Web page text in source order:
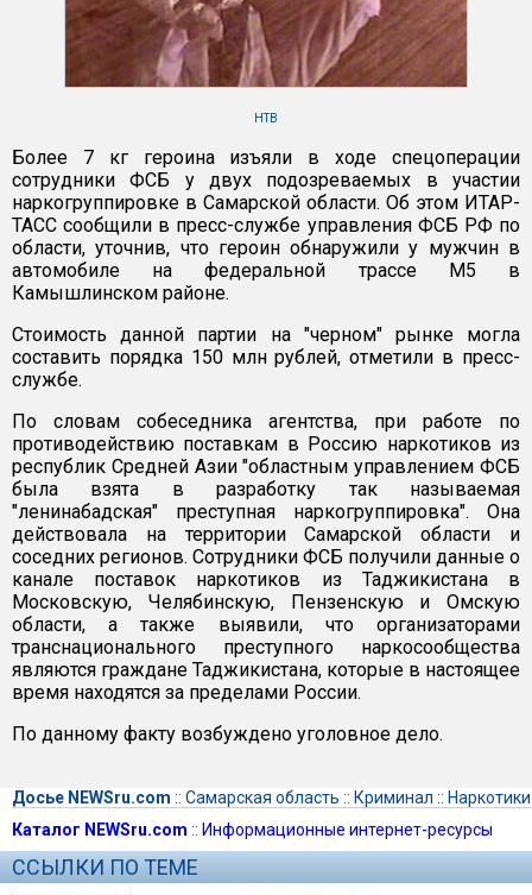
НТВ
Более 7 кг героина изъяли в ходе спецоперации
сотрудники ФСБ у двух подозреваемых в участии
наркогруппировке в Самарской области. Об этом ИТАР-
ТАСС сообщили в пресс-службе управления ФСБ РФ по
области, уточнив, что героин обнаружили у мужчин в
автомобиле на федеральной трассе М5 в
Камышлинском районе.
Стоимость данной партии на "черном" рынке могла
составить порядка 150 млн рублей, отметили в пресс-
службе.
По словам собеседника агентства, при работе по
противодействию поставкам в Россию наркотиков из
республик Средней Азии "областным управлением ФСБ
была взята в разработку так называемая
"ленинабадская" преступная наркогруппировка". Она
действовала на территории Самарской области и
соседних регионов. Сотрудники ФСБ получили данные о
канале поставок наркотиков из Таджикистана в
Московскую, Челябинскую, Пензенскую и Омскую
области, а также выявили, что организаторами
транснационального преступного наркосообщества
являются граждане Таджикистана, которые в настоящее
время находятся за пределами России.
По данному факту возбуждено уголовное дело.
Досье NEWSru.com :: Самарская область :: Криминал :: Наркотики
Каталог NEWSru.com :: Информационные интернет-ресурсы
ССЫЛКИ ПО ТЕМЕ